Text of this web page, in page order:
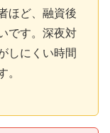
ほど、融資後
です。深夜対
しにくい時間
。